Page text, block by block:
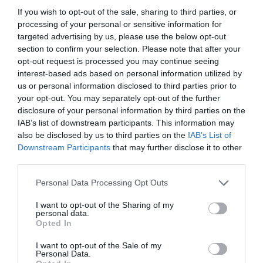
If you wish to opt-out of the sale, sharing to third parties, or
processing of your personal or sensitive information for
targeted advertising by us, please use the below opt-out
section to confirm your selection. Please note that after your
opt-out request is processed you may continue seeing
interest-based ads based on personal information utilized by
us or personal information disclosed to third parties prior to
your opt-out. You may separately opt-out of the further
disclosure of your personal information by third parties on the
IAB’s list of downstream participants. This information may
also be disclosed by us to third parties on the IAB’s List of
Downstream Participants that may further disclose it to other
Please note that this website/app uses one or more Google
not limited to your visit or usage behaviour. You may click to
grant or deny consent to Google and its third-party tags to
use your data for below specified purposes in below Google
consent section.
Personal Data Processing Opt Outs
I want to opt-out of the Sharing of my
personal data.
Opted In
I want to opt-out of the Sale of my
Personal Data.
szednek le a termelők évente, kevesebb
mint 200 hektár területen”
- nyilatkozta korábban Hunyadi István, a FruitVeb, a Magyar
Zöldség-Gyümölcs Szakmaközi Szervezet és Terméktanács
ügyvezető igazgatója.
A szakember is elmondta, hogy egyrészt a klimatikus változások
nem igazán teszik lehetővé, hogy a hazánkban használt fajtákkal
hasznot termelően lehessen dolgozni, ugyanis a málna hidegebb
munkást a betakarítási feladatok elvégzéséhez.
Hunyadi István nem tartja elképzelhetőnek, hogy
Magyarországon teljesen megszűnik a málnatermesztés, annak a
lehetőségét viszont nem zárja ki, hogy még tovább csökken az
itthon megtermelt mennyiség.